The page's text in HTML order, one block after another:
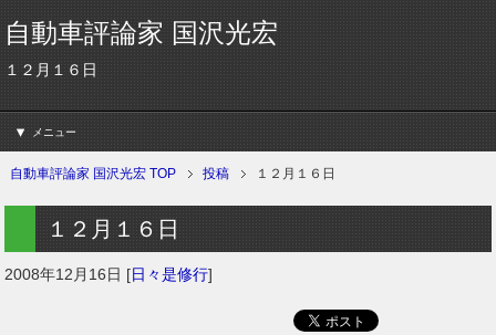
自動車評論家 国沢光宏
１２月１６日
メニュー
自動車評論家 国沢光宏 TOP 投稿 １２月１６日
１２月１６日
2008年12月16日 [日々是修行]